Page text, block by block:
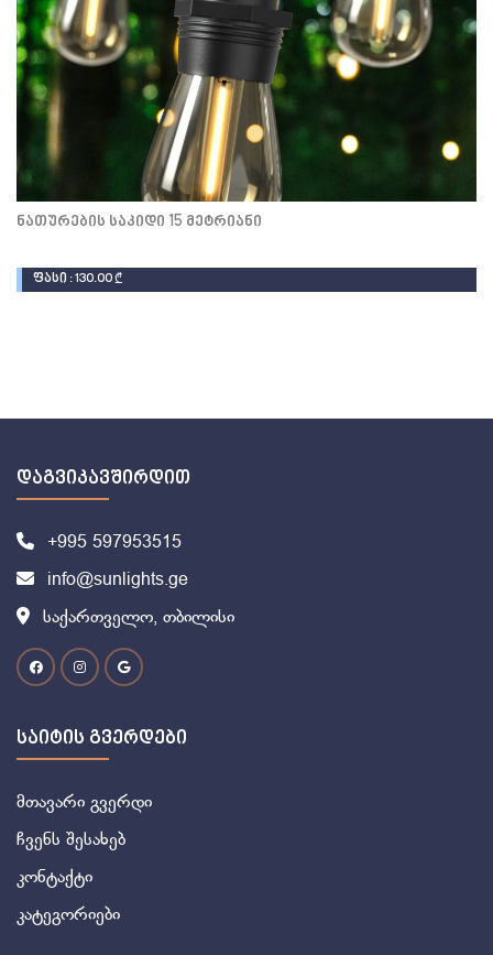
ნათურების საკიდი 15 მეტრიანი
ფასი : 130.00 ₾
დაგვიკავშირდით
+995 597953515
info@sunlights.ge
საქართველო, თბილისი
საიტის გვერდები
მთავარი გვერდი
ჩვენს შესახებ
კონტაქტი
კატეგორიები